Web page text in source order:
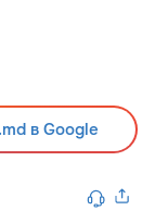
в Google